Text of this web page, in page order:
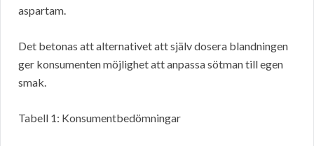
aspartam.
Det betonas att alternativet att själv dosera blandningen
ger konsumenten möjlighet att anpassa sötman till egen
smak.
Tabell 1: Konsumentbedömningar